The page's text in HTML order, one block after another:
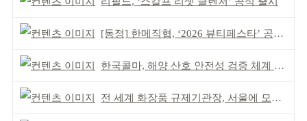
[동정] 한메직협, ‘2026 뷰티페스타’ 공동 주최
한국콜마, 해양 산호 안전성 검증 체계 구축
전 세계 화장품 규제기관장, 서울에 모인다